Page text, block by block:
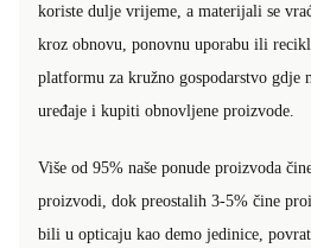
koriste dulje vrijeme, a materijali se
kroz obnovu, ponovnu uporabu ili
platformu za kružno gospodarstvo gdje
uređaje i kupiti obnovljene proizvode.
Više od 95% naše ponude proizvoda
proizvodi, dok preostalih 3-5% čine
bili u opticaju kao demo jedinice,